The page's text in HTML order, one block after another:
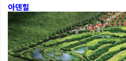
아덴힐